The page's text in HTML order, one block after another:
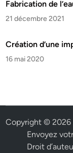
Fabrication de
21 décembre 2021
Création d’une
16 mai 2020
Copyright © 2026
Envoyez
Droit